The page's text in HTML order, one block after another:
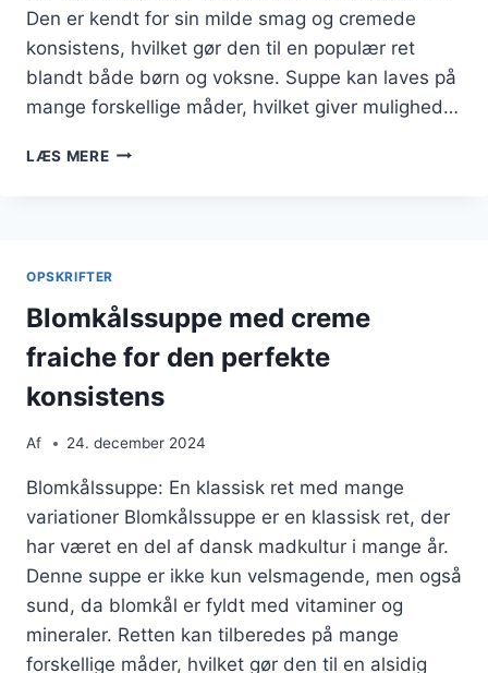
Den er kendt for sin milde smag og cremede
konsistens, hvilket gør den til en populær ret
blandt både børn og voksne. Suppe kan laves på
mange forskellige måder, hvilket giver mulighed…
LÆS MEREBLOMKÅLSSUPPE
OPSKRIFTER
Blomkålssuppe med creme
fraiche for den perfekte
konsistens
Af 24. december 2024
Blomkålssuppe: En klassisk ret med mange
variationer Blomkålssuppe er en klassisk ret, der
har været en del af dansk madkultur i mange år.
Denne suppe er ikke kun velsmagende, men også
sund, da blomkål er fyldt med vitaminer og
mineraler. Retten kan tilberedes på mange
forskellige måder, hvilket gør den til en alsidig